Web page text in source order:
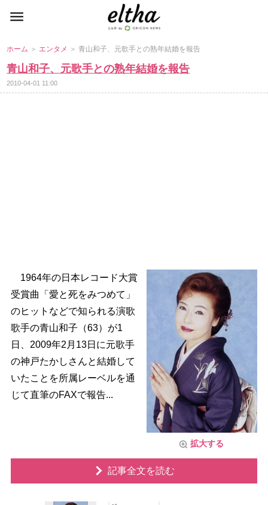
ホーム ＞ エンタメ ＞ 青山和子、元歌手との熟年結婚を報告
青山和子、元歌手との熟年結婚を報告
2010-04-01 11:00
拡大する
1964年の日本レコード大賞
受賞曲「愛と死をみつめて」
のヒットなどで知られる演歌
歌手の青山和子（63）が1
日、2009年2月13日に元歌手
の神戸たかしさんと結婚して
いたことを所属レーベルを通
じて直筆のFAXで報告...
記事全文を読む